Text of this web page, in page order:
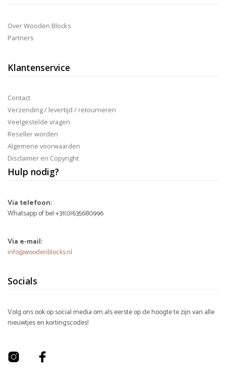
Over Wooden Blocks
Partners
Klantenservice
Contact
Verzending / levertijd / retourneren
Veelgestelde vragen
Reseller worden
Algemene voorwaarden
Disclaimer en Copyright
Hulp nodig?
Via telefoon:
Whatsapp of bel +31(0)635680996
Via e-mail:
info@woodenblocks.nl
Socials
Volg ons ook op social media om als eerste op de hoogte te zijn van alle
nieuwtjes en kortingscodes!